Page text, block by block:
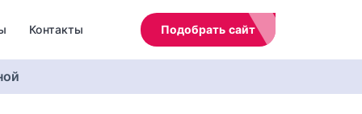
Контакты Подобрать сайт